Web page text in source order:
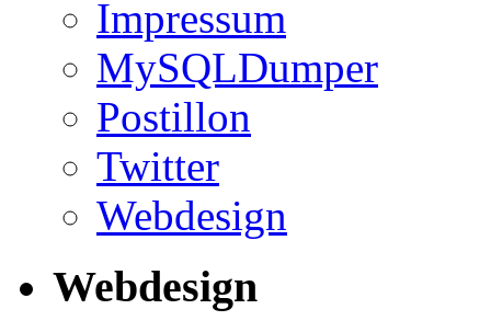
Impressum
MySQLDumper
Postillon
Twitter
Webdesign
Webdesign